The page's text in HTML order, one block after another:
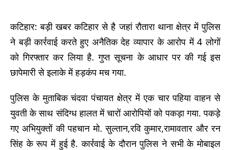
कटिहार: बड़ी खबर कटिहार से है जहां रौतारा थाना क्षेत्र में पुलिस
ने बड़ी कार्रवाई करते हुए अनैतिक देह व्यापार के आरोप में 4 लोगों
को गिरफ्तार कर लिया है. गुप्त सूचना के आधार पर की गई इस
छापेमारी से इलाके में हड़कंप मच गया.
पुलिस के मुताबिक चंदवा पंचायत क्षेत्र में एक चार पहिया वाहन से
युवती के साथ संदिग्ध हालत में चारों आरोपियों को पकड़ा गया. पकड़े
गए अभियुक्तों की पहचान मो. सुल्तान,रवि कुमार,रामावतार और रन
सिंह के रूप में हुई है. कार्रवाई के दौरान पुलिस ने सभी के मोबाइल